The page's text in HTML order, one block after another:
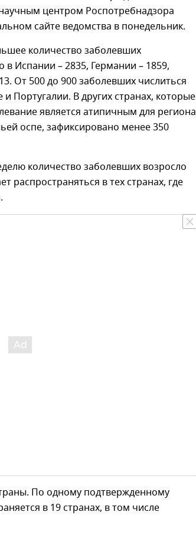
центром Роспотребнадзора
сайте ведомства в понедельник.
количество заболевших
Испании – 2835, Германии – 1859,
От 500 до 900 заболевших числиться
Португалии. В других странах, которые
является атипичным для региона
оспе, зафиксировано менее 350
количество заболевших возросло
распространяться в тех странах, где
По одному подтвержденному
в 19 странах, в том числе